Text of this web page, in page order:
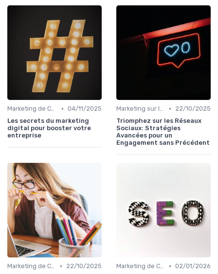
Marketing de Contenu • 04/11/2025
Les secrets du marketing
digital pour booster votre
entreprise
Marketing sur les Réseaux Sociaux •
22/10/2025
Triomphez sur les Réseaux
Sociaux: Stratégies
Avancées pour un
Engagement sans Précédent
Marketing de Contenu •
22/10/2025
Marketing de Contenu • 02/01/2026